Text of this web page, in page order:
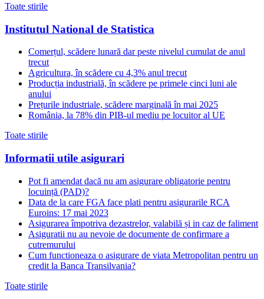
Toate stirile
Institutul National de Statistica
Comerțul, scădere lunară dar peste nivelul cumulat de anul
trecut
Agricultura, în scădere cu 4,3% anul trecut
Producția industrială, în scădere pe primele cinci luni ale
anului
Prețurile industriale, scădere marginală în mai 2025
România, la 78% din PIB-ul mediu pe locuitor al UE
Toate stirile
Informatii utile asigurari
Pot fi amendat dacă nu am asigurare obligatorie pentru
locuință (PAD)?
Data de la care FGA face plati pentru asigurarile RCA
Euroins: 17 mai 2023
Asigurarea împotriva dezastrelor, valabilă și in caz de faliment
Asiguratii nu au nevoie de documente de confirmare a
cutremurului
Cum functioneaza o asigurare de viata Metropolitan pentru un
credit la Banca Transilvania?
Toate stirile